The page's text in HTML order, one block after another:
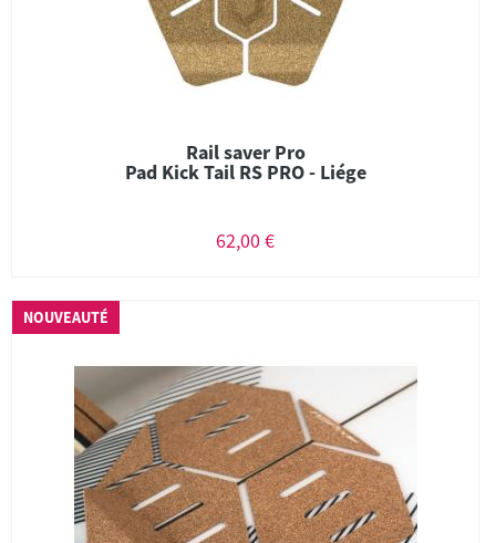
Rail saver Pro
Pad Kick Tail RS PRO - Liége
62,00 €
NOUVEAUTÉ